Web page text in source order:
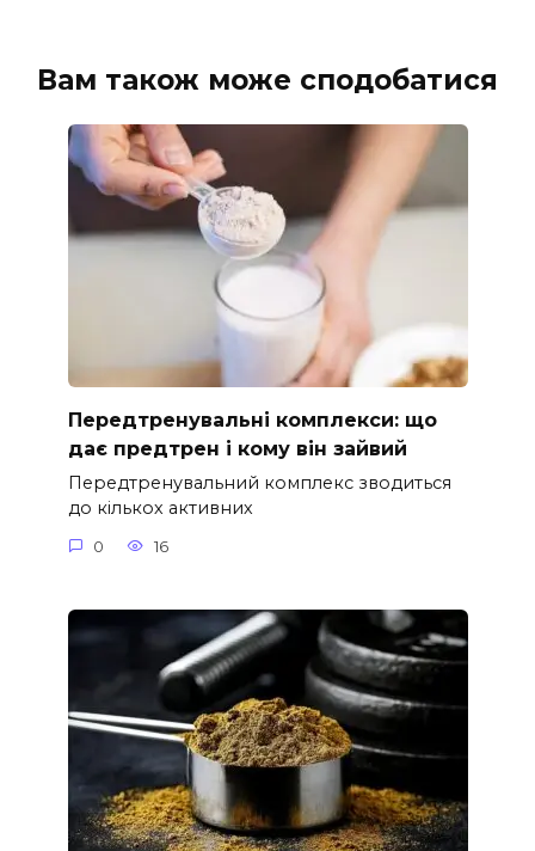
Вам також може сподобатися
Передтренувальні комплекси: що
дає предтрен і кому він зайвий
Передтренувальний комплекс зводиться
до кількох активних
0 16